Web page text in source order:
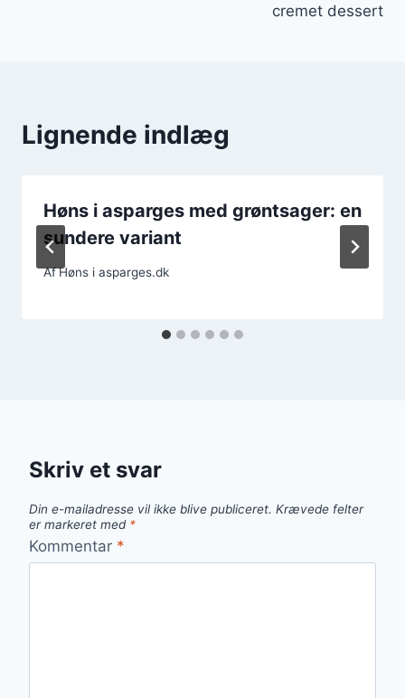
cremet dessert
Lignende indlæg
Høns i asparges med grøntsager: en
sundere variant
AfHøns i asparges.dk
Skriv et svar
Din e-mailadresse vil ikke blive publiceret. Krævede felter
er markeret med *
Kommentar *